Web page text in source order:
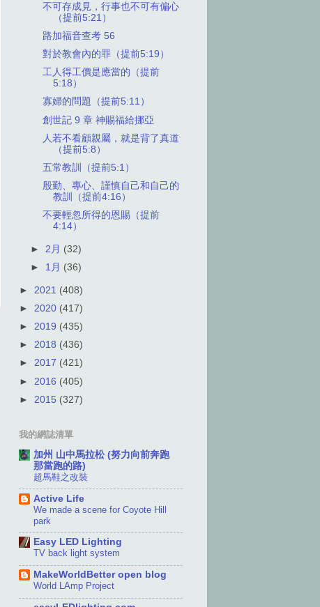
不可存成見，行事也不可有偏心
（提前5:21）
路加福音查考 56
對於教會內的罪（提前5:19）
工人得工價是應當的（提前
5:18）
寡婦的問題（提前5:11）
創世記 9 章 神賜福給挪亞
人若不看顧親屬，就是背了真道
（提前5:8）
五常教訓（提前5:1）
殷勤、專心、謹慎自己和自己的
教訓（提前4:16）
不要輕忽所得的恩賜（提前
4:14）
► 2月 (32)
► 1月 (36)
► 2021 (408)
► 2020 (417)
► 2019 (435)
► 2018 (436)
► 2017 (421)
► 2016 (405)
► 2015 (327)
我的網誌清單
加州 山中馬拉松 (努力向前奔跑
那當跑的路)
超馬鞋之改裝
Active Life
We made a scene for Coyote Hill
park
Easy LED Lighting
TV back light system
MakeWorldBetter open blog
World LAmp Project